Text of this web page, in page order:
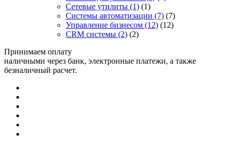
Сетевые утилиты (1) (1)
Системы автоматизации (7) (7)
Управление бизнесом (12) (12)
CRM системы (2) (2)
Принимаем оплату
наличными через банк, электронные платежи, а также
безналичный расчет.